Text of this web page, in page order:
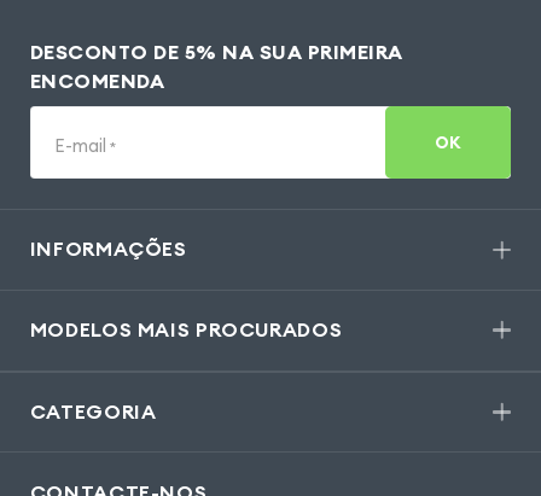
DESCONTO DE 5% NA SUA PRIMEIRA
ENCOMENDA
E-mail * OK
INFORMAÇÕES
MODELOS MAIS PROCURADOS
CATEGORIA